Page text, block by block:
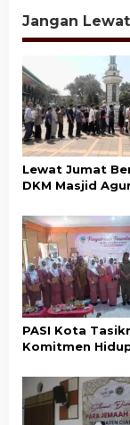
a
s
i
p
o
s
Jangan
Lewat Jumat
DKM Masjid
Bersedekah
PASI Kota
Komitmen
Sunda